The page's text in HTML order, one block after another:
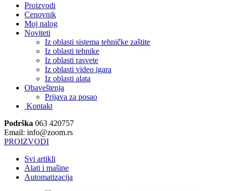
Proizvodi
Cenovnik
Moj nalog
Noviteti
Iz oblasti sistema tehničke zaštite
Iz oblasti tehnike
Iz oblasti rasvete
Iz oblasti video igara
Iz oblasti alata
Obaveštenja
Prijava za posao
Kontakt
Podrška 063 420757
Email: info@zoom.rs
PROIZVODI
Svi artikli
Alati i mašine
Automatizacija